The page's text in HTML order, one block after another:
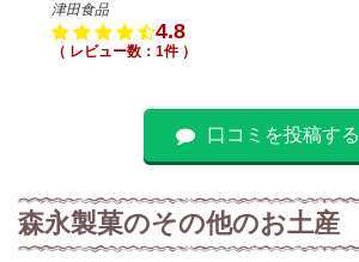
津田食品
4.8
（ レビュー数：1件 ）
口コミを投稿する
森永製菓のその他のお土産